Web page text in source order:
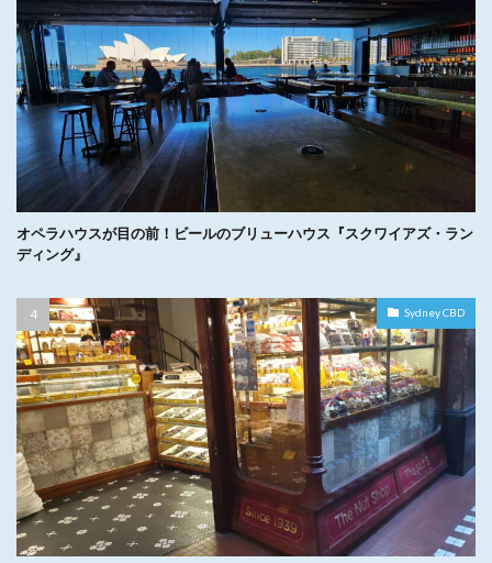
オペラハウスが目の前！ビールのブリューハウス『スクワイアズ・ラン
ディング』
Sydney CBD